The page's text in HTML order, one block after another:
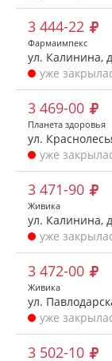
3 444-22
Фармаимпекс
ул. Калинина,
уже
3 469-00
Планета здоровья
ул.
уже
3 471-90
Живика
ул. Калинина,
уже
3 472-00
Живика
ул.
уже
3 502-10